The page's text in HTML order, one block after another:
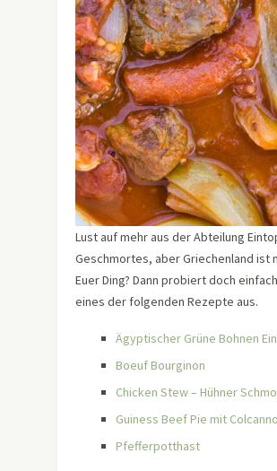
Lust auf mehr aus der Abteilung
Geschmortes, aber Griechenland ist
Euer Ding? Dann probiert doch
eines der folgenden Rezepte aus.
Ägyptischer Grüne Bohnen
Boeuf Bourginon
Chicken Stew – Hühner
Guiness Beef Pie mit
Pfefferpotthast